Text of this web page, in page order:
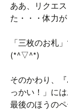
ああ、リクエ
た・・・体力が
「三枚のお札
(*^▽^*)
そのかわり、
っかい！」に
最後のほうの